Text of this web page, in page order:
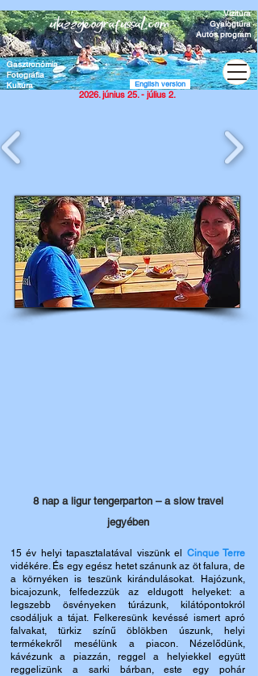
Gasztronómia
Fotográfia
Kultúra
English version
Vízitúra
Gyalogtúra
Autós program
Liguria – Cinque Terre
A Mediterráneum gyöngyszeme
2026. június 25. - július 2.
8 nap a ligur tengerparton – a slow travel
jegyében
15 év helyi tapasztalatával viszünk el Cinque Terre
vidékére. És egy egész hetet szánunk az öt falura, de
a környéken is teszünk kirándulásokat.
Hajózunk,
bicajozunk, felfedezzük az eldugott helyeket: a
legszebb ösvényeken túrázunk, kilátópontokról
csodáljuk a tájat. Felkeresünk kevéssé ismert apró
falvakat, türkiz színű öblökben úszunk, helyi
termékekről mesélünk a piacon. Nézelődünk,
kávézunk a piazzán, reggel a helyiekkel együtt
reggelizünk a sarki bárban, este egy pohár